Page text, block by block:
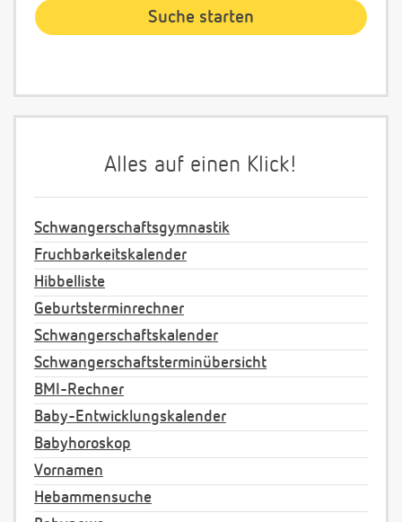
Alles auf einen Klick!
Schwangerschaftsgymnastik
Fruchbarkeitskalender
Hibbelliste
Geburtsterminrechner
Schwangerschaftskalender
Schwangerschaftsterminübersicht
BMI-Rechner
Baby-Entwicklungskalender
Babyhoroskop
Vornamen
Hebammensuche